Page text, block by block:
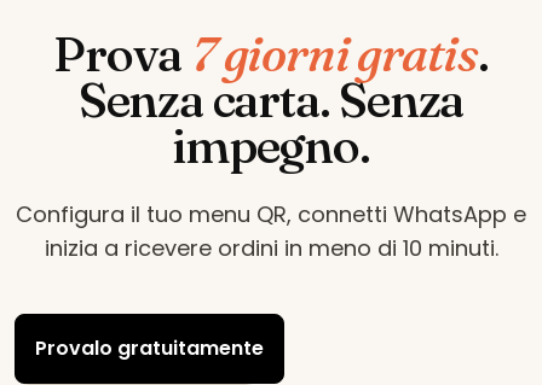
Prova 7 giorni gratis.
Senza carta. Senza
impegno.
Configura il tuo menu QR, connetti WhatsApp e
inizia a ricevere ordini in meno di 10 minuti.
Provalo gratuitamente